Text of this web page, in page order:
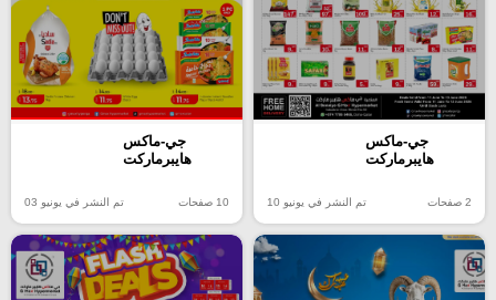
جي-ماكس
هايبرماركت
2 صفحات تم النشر في يونيو 10
جي-ماكس
هايبرماركت
10 صفحات تم النشر في يونيو 03